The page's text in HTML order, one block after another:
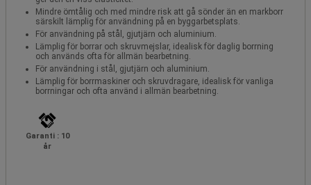
Mindre ömtålig och med mindre risk att gå sönder än en markborr
särskilt lämplig för användning på en byggarbetsplats.
För användning på stål, gjutjärn och aluminium.
Lämplig för borrar och skruvmejslar, idealisk för daglig borrning
och används ofta för allmän bearbetning.
För användning i stål, gjutjärn och aluminium.
Lämplig för borrmaskiner och skruvdragare, idealisk för vanliga
borrningar och ofta använd i allmän bearbetning.
Garanti : 10
år